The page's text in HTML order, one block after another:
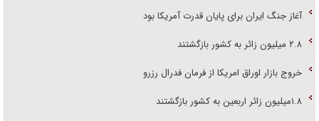
آغاز جنگ ایران برای پایان قدرت آمریکا بود
۲.۸ میلیون زائر به کشور بازگشتند
خروج بازار اوراق امریکا از فرمان فدرال رزرو
۱.۸میلیون زائر اربعین به کشور بازگشتند